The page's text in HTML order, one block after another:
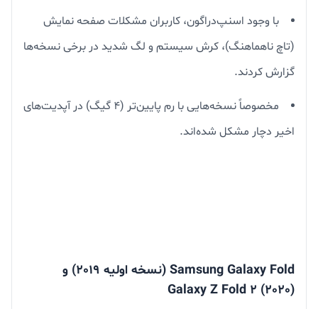
با وجود اسنپ‌دراگون، کاربران مشکلات صفحه نمایش
(تاچ ناهماهنگ)، کرش سیستم و لگ شدید در برخی نسخه‌ها
گزارش کردند.
مخصوصاً نسخه‌هایی با رم پایین‌تر (۴ گیگ) در آپدیت‌های
اخیر دچار مشکل شده‌اند.
Samsung Galaxy Fold (نسخه اولیه 2019) و
Galaxy Z Fold 2 (2020)